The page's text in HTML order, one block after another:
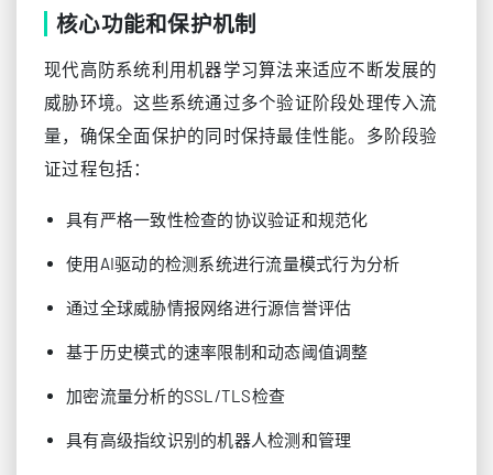
核心功能和保护机制
现代高防系统利用机器学习算法来适应不断发展的
威胁环境。这些系统通过多个验证阶段处理传入流
量，确保全面保护的同时保持最佳性能。多阶段验
证过程包括：
具有严格一致性检查的协议验证和规范化
使用AI驱动的检测系统进行流量模式行为分析
通过全球威胁情报网络进行源信誉评估
基于历史模式的速率限制和动态阈值调整
加密流量分析的SSL/TLS检查
具有高级指纹识别的机器人检测和管理